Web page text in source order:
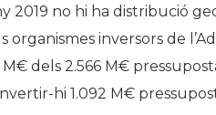
2019 no hi ha distribució
inversors de
dels 2.566 M€
hi 1.092 M€